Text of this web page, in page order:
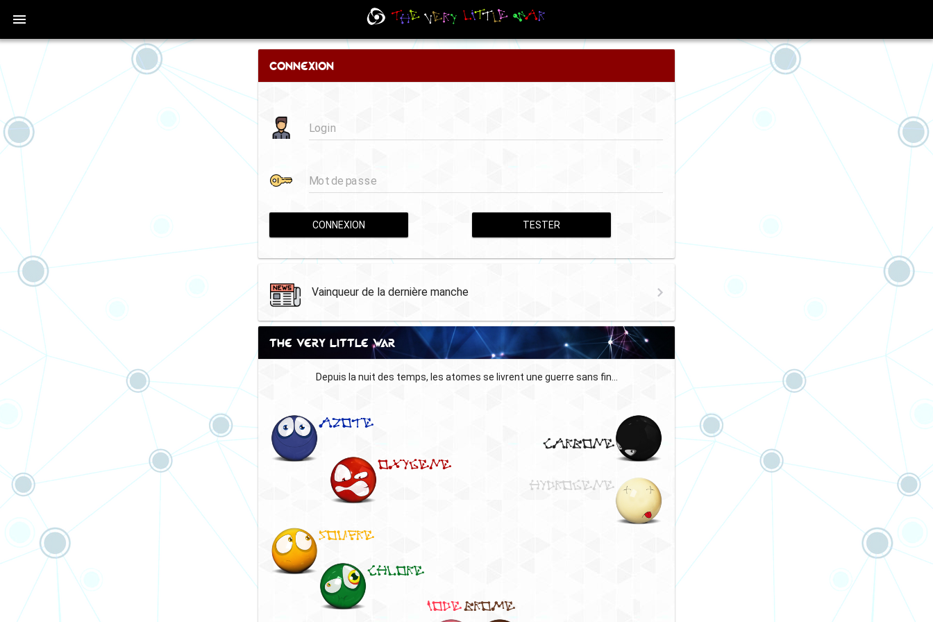
Connexion
Login
Mot de passe
CONNEXION TESTER
Vainqueur de la dernière manche
Le vainqueur de la dernière manche estMrb
le 01/08/2026 à 00h03
The Very Little War
Depuis la nuit des temps, les atomes se livrent une guerre sans fin...
azote
carbone
oxygene
Hydrogene
soufre
chlore
iodebrome